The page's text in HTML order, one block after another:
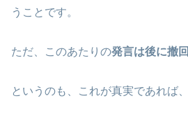
うことです。
ただ、このあたりの発言は後に撤回
というのも、これが真実であれば、